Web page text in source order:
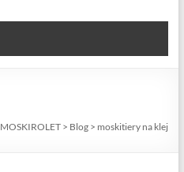
MOSKIROLET > Blog > moskitiery na klej